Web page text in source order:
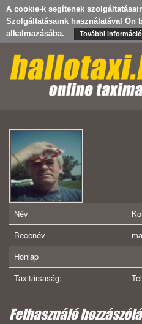
A cookie-k segítenek
Szolgáltatásaink használatával Ön
alkalmazásába.
További információ
Név
Becenév
Honlap
Taxitársaság:
Felhasználó